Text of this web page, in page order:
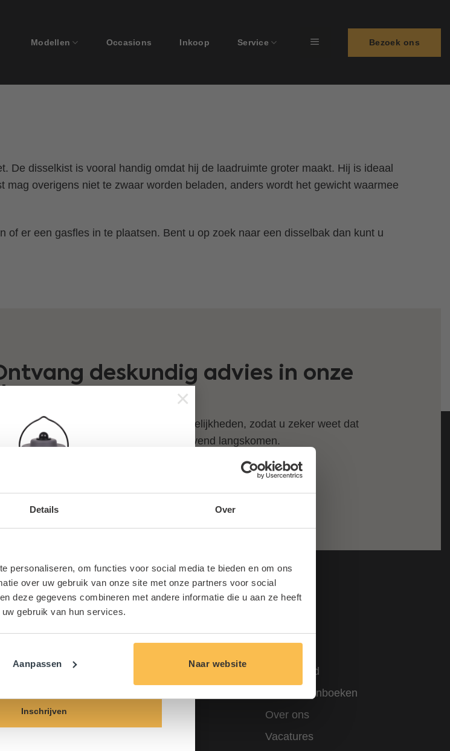
op een gratis
Lantaarn!
onze nieuwsbrief en doe direct
E
a
i
l
Inschrijven
×
Details Over
personaliseren, om functies voor social media te bieden en om ons
over uw gebruik van onze site met onze partners voor social
deze gegevens combineren met andere informatie die u aan ze heeft
gebruik van hun services.
Aanpassen Naar website
Modellen Occasions Inkoop Service Bezoek ons
De disselkist is vooral handig omdat hij de laadruimte groter maakt. Hij is ideaal
overigens niet te zwaar worden beladen, anders wordt het gewicht waarmee
er een gasfles in te plaatsen. Bent u op zoek naar een disselbak dan kunt u
deskundig advies in onze
kijken we naar uw wensen en mogelijkheden, zodat u zeker weet dat
de juiste beslissing neemt. U kunt vrijblijvend langskomen.
Hefdakcaravans
Onderdelen & Accessoires
Onderhoud
Onderdelenboeken
Over ons
Vacatures